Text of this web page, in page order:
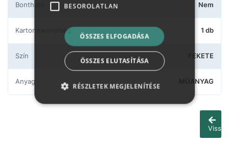
Bontható Nem
Kartonmennyiség 1 db
Szín FEKETE
Anyag MŰANYAG
Vissza
BESOROLATLAN
ÖSSZES ELFOGADÁSA
ÖSSZES ELUTASÍTÁSA
RÉSZLETEK MEGJELENÍTÉSE